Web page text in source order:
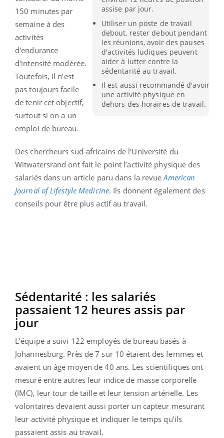
assise par jour.
Utiliser un poste de travail
debout, rester debout pendant
les réunions, avoir des pauses
d'activités ludiques peuvent
aider à lutter contre la
sédentarité au travail.
Il est aussi recommandé d'avoir
une activité physique en
dehors des horaires de travail.
150 minutes par
semaine à des
activités
d'endurance
d'intensité modérée.
Toutefois, il n’est
pas toujours facile
de tenir cet objectif,
surtout si on a un
emploi de bureau.
Des chercheurs sud-africains de l’Université du
Witwatersrand ont fait le point l’activité physique des
salariés dans un article paru dans la revueAmerican
Journal of Lifestyle Medicine. Ils donnent également des
conseils pour être plus actif au travail.
Sédentarité : les salariés
passaient 12 heures assis par
jour
L’équipe a suivi 122 employés de bureau basés à
Johannesburg. Près de 7 sur 10 étaient des femmes et
avaient un âge moyen de 40 ans. Les scientifiques ont
mesuré entre autres leur indice de masse corporelle
(IMC), leur tour de taille et leur tension artérielle. Les
volontaires devaient aussi porter un capteur mesurant
leur activité physique et indiquer le temps qu’ils
passaient assis au travail.